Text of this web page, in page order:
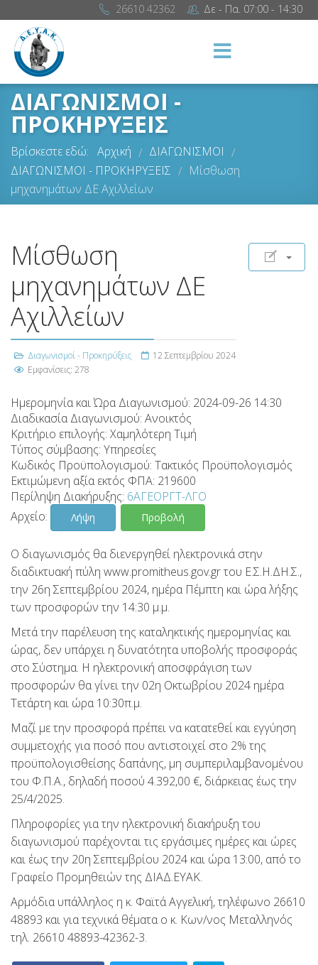
26610 42362 Δε - Πα. 07:00 - 14:30
ΔΙΑΓΩΝΙΣΜΟΙ -
ΠΡΟΚΗΡΥΞΕΙΣ
Βρίσκεστε εδώ: Αρχική / ΔΙΑΓΩΝΙΣΜΟΙ /
ΔΙΑΓΩΝΙΣΜΟΙ - ΠΡΟΚΗΡΥΞΕΙΣ / Μίσθωση
μηχανημάτων ΔΕ Αχιλλείων
Μίσθωση
μηχανημάτων ΔΕ
Αχιλλείων
Διαγωνισμοί - Προκηρύξεις
12 Σεπτεμβρίου 2024
Εμφανίσεις: 278
Ημερομηνία και Ώρα Διαγωνισμού: 2024-09-26 14:30
Διαδικασία Διαγωνισμού: Ανοικτός
Κριτήριο επιλογής: Χαμηλότερη Τιμή
Τύπος σύμβασης: Υπηρεσίες
Κωδικός Προϋπολογισμού: Τακτικός Προϋπολογισμός
Εκτιμώμενη αξία εκτός ΦΠΑ: 219600
Περίληψη Διακήρυξης: 6ΑΓΕΟΡΓΤ-ΛΓΟ
Αρχείο:
Λήψη Προβολή
Ο διαγωνισμός θα διενεργηθεί ηλεκτρονικά στην
διαδικτυακή πύλη www.promitheus.gov.gr του Ε.Σ.Η.ΔΗ.Σ.,
την 26η Σεπτεμβρίου 2024, ημέρα Πέμπτη και ώρα λήξης
των προσφορών την 14:30 μ.μ.
Μετά την παρέλευση της καταληκτικής ημερομηνίας και
ώρας, δεν υπάρχει η δυνατότητα υποβολής προσφοράς
στο Σύστημα. Η ηλεκτρονική αποσφράγιση των
προσφορών θα γίνει την 02η Οκτωβρίου 2024 ημέρα
Τετάρτη και ώρα 10:30π.μ.
Μαζί με την προσφορά πρέπει να κατατεθεί και εγγύηση
συμμετοχής για ποσό που αντιστοιχεί στο 2% της
προϋπολογισθείσης δαπάνης, μη συμπεριλαμβανομένου
του Φ.Π.Α., δηλαδή ποσού 4.392,00 €, διάρκειας έως την
25/4/2025.
Πληροφορίες για την ηλεκτρονική διακήρυξη του
διαγωνισμού παρέχονται τις εργάσιμες ημέρες και ώρες
και έως την 20η Σεπτεμβρίου 2024 και ώρα 13:00, από το
Γραφείο Προμηθειών της ΔΙΑΔ.ΕΥΑΚ.
Αρμόδια υπάλληλος η κ. Φαϊτά Αγγελική, τηλέφωνο 26610
48893 και για τεχνικά θέματα ο κ. Κων/νος Μεταλληνός
τηλ. 26610 48893-42362-3.